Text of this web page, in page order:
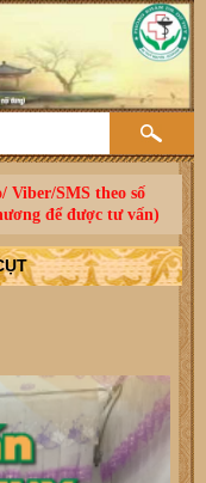
Viber/SMS theo số
để được tư vấn)